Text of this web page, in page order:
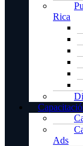
Rica
Ads